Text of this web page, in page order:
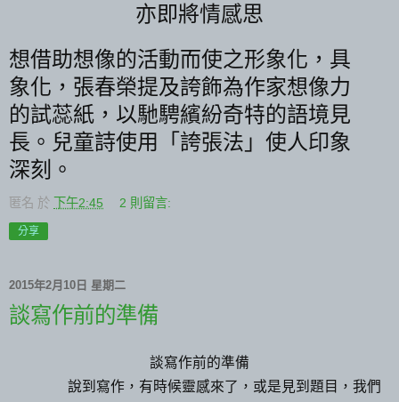
亦即將情感思
想借助想像的活動而使之形象化，具
象化，張春榮提及誇飾為作家想像力
的試蕊紙，以馳騁繽紛奇特的語境見
長。兒童詩使用「誇張法」使人印象
深刻。
匿名 於 下午2:45 2 則留言:
分享
2015年2月10日 星期二
談寫作前的準備
談寫作前的準備
說到寫作，有時候靈感來了，或是見到題目，我們